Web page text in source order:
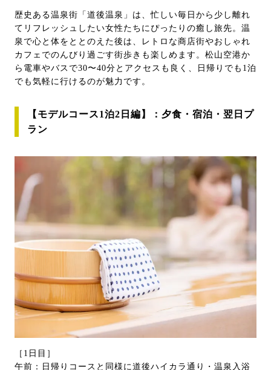
歴史ある温泉街「道後温泉」は、忙しい毎日から少し離れ
てリフレッシュしたい女性たちにぴったりの癒し旅先。温
泉で心と体をととのえた後は、レトロな商店街やおしゃれ
カフェでのんびり過ごす街歩きも楽しめます。松山空港か
ら電車やバスで30〜40分とアクセスも良く、日帰りでも1泊
でも気軽に行けるのが魅力です。
【モデルコース1泊2日編】：夕食・宿泊・翌日プ
ラン
［1日目］
午前：日帰りコースと同様に道後ハイカラ通り・温泉入浴